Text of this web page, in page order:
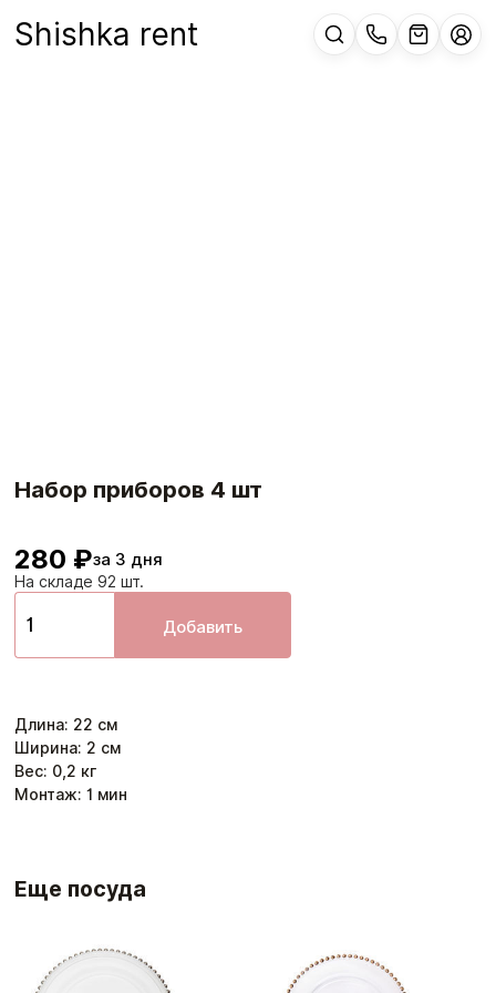
Shishka rent
Набор приборов 4 шт
280 ₽за 3 дня
На складе 92 шт.
Добавить
Длина: 22 см
Ширина: 2 см
Вес: 0,2 кг
Монтаж: 1 мин
Еще посуда